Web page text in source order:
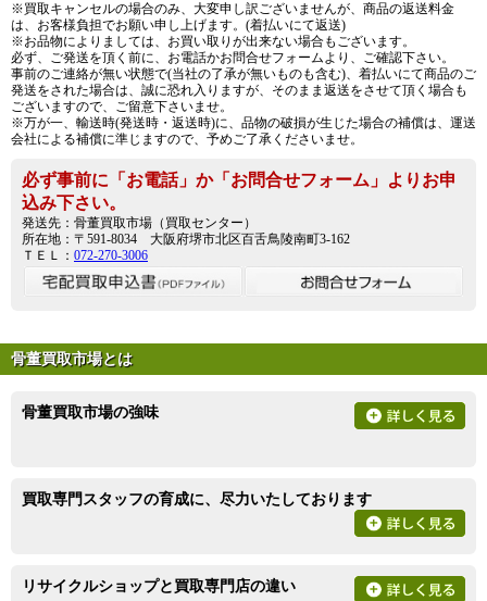
※買取キャンセルの場合のみ、大変申し訳ございませんが、商品の返送料金
は、お客様負担でお願い申し上げます。(着払いにて返送)
※お品物によりましては、お買い取りが出来ない場合もございます。
必ず、ご発送を頂く前に、お電話かお問合せフォームより、ご確認下さい。
事前のご連絡が無い状態で(当社の了承が無いものも含む)、着払いにて商品のご
発送をされた場合は、誠に恐れ入りますが、そのまま返送をさせて頂く場合も
ございますので、ご留意下さいませ。
※万が一、輸送時(発送時・返送時)に、品物の破損が生じた場合の補償は、運送
会社による補償に準じますので、予めご了承くださいませ。
必ず事前に「お電話」か「お問合せフォーム」よりお申
込み下さい。
発送先：骨董買取市場（買取センター）
所在地：〒591-8034 大阪府堺市北区百舌鳥陵南町3-162
ＴＥＬ： 072-270-3006
骨董買取市場とは
骨董買取市場の強味
買取専門スタッフの育成に、尽力いたしております
リサイクルショップと買取専門店の違い